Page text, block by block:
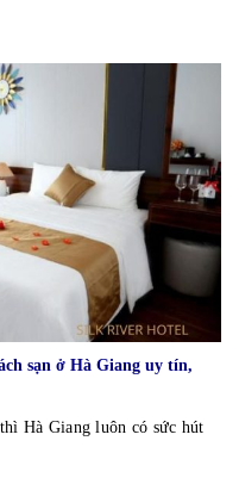
sạn ở Hà Giang uy tín,
Hà Giang luôn có sức hút